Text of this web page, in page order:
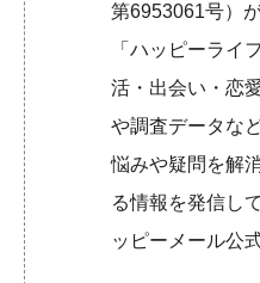
第6953061号）
「ハッピーライ
活・出会い・恋
や調査データな
悩みや疑問を解
る情報を発信
ッピーメール公